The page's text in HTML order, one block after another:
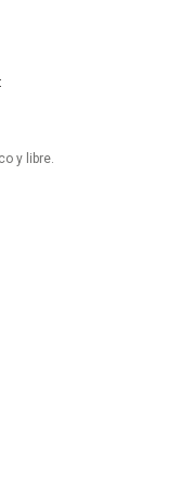
y libre.